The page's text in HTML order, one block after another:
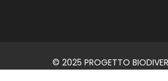
© 2025 PROGETTO